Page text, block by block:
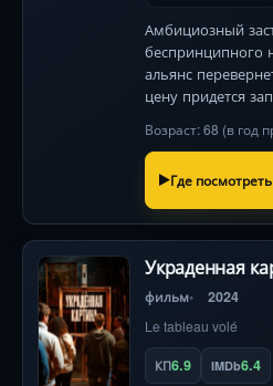
Амбициозный
беспринципного
альянс
цену придется
Возраст: 68 (в год
Где посмотреть
Украденная
фильм 2024
Le tableau volé
КП6.9 IMDb6.4